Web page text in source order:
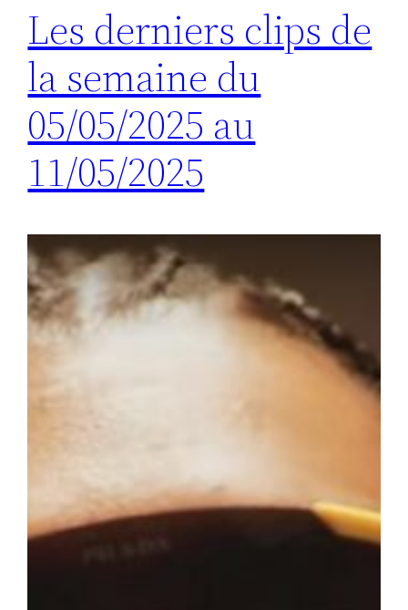
Les derniers clips de
la semaine du
05/05/2025 au
11/05/2025